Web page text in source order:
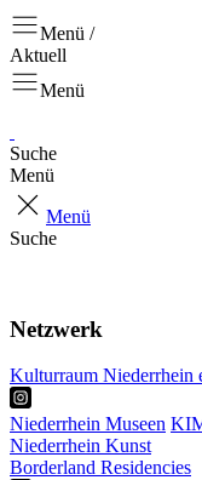
Menü /
Aktuell
Menü
Suche
Menü
Menü
Suche
Netzwerk
Kulturraum Niederrhein
Niederrhein Museen
Niederrhein Kunst
Borderland Residencies